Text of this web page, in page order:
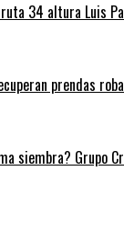
34 altura Luis
prendas
siembra?